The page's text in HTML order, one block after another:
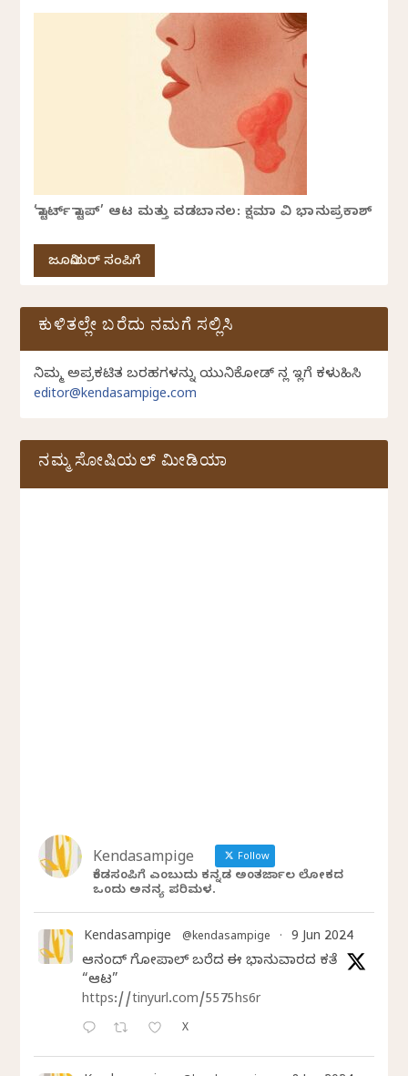
‘ಸ್ಟಾರ್ಟ್ ಸ್ಟಾಪ್’ ಆಟ ಮತ್ತು ವಡಬಾನಲ: ಕ್ಷಮಾ ವಿ ಭಾನುಪ್ರಕಾಶ್
ಜೂನಿಯರ್ ಸಂಪಿಗೆ
ಕುಳಿತಲ್ಲೇ ಬರೆದು ನಮಗೆ ಸಲ್ಲಿಸಿ
ನಿಮ್ಮ ಅಪ್ರಕಟಿತ ಬರಹಗಳನ್ನು ಯುನಿಕೋಡ್ ನಲ್ಲಿ ಇಲ್ಲಿಗೆ ಕಳುಹಿಸಿ
editor@kendasampige.com
ನಮ್ಮ ಸೋಷಿಯಲ್‌ ಮೀಡಿಯಾ
Kendasampige Follow
ಕೆಂಡಸಂಪಿಗೆ ಎಂಬುದು ಕನ್ನಡ ಅಂತರ್ಜಾಲ ಲೋಕದ
ಒಂದು ಅನನ್ಯ ಪರಿಮಳ.
Kendasampige @kendasampige · 9 Jun 2024
ಆನಂದ್‌ ಗೋಪಾಲ್‌ ಬರೆದ ಈ ಭಾನುವಾರದ ಕತೆ
“ಆಟ”
https://tinyurl.com/5575hs6r
X